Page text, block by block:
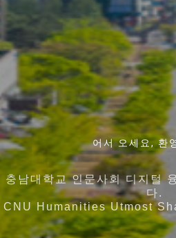
어서 오세요, 환
충남대학교 인문사회 디지털
다.
CNU Humanities Utmost
언어와 커뮤니케이션, 뇌 · 인지
공지능을 아우르는
충남대학교 인문사회 디지
디지털 시대 인간과 기술에
공존 · 공공 · 공유의 가치를
도
인간과 기술에 대한 근본적인
기술을 활
디지털 기술을 기반으로 사회
융합인재
지역사회의 특성과 특화산업 ,
시킨 5개 대학이 컨소
교육 과정의 유기적 결합 및